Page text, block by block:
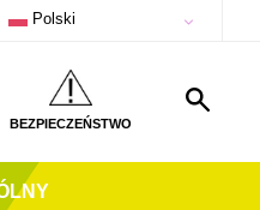
Polski
BEZPIECZEŃSTWO